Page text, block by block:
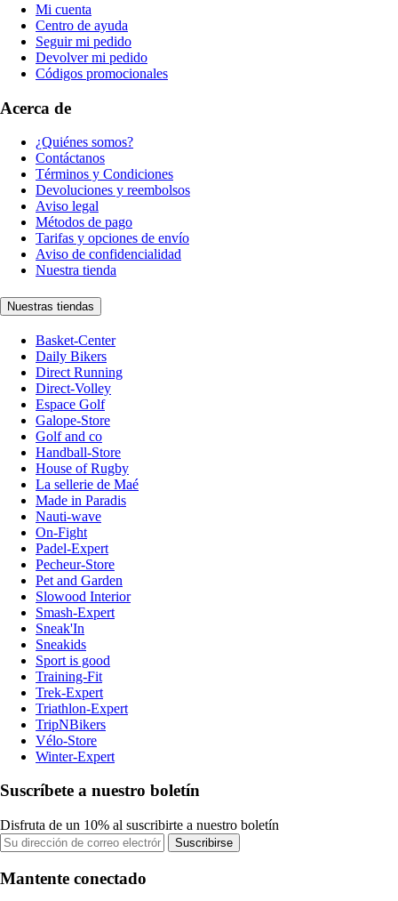
Mi cuenta
Centro de ayuda
Seguir mi pedido
Devolver mi pedido
Códigos promocionales
Acerca de
¿Quiénes somos?
Contáctanos
Términos y Condiciones
Devoluciones y reembolsos
Aviso legal
Métodos de pago
Tarifas y opciones de envío
Aviso de confidencialidad
Nuestra tienda
Nuestras tiendas
Basket-Center
Daily Bikers
Direct Running
Direct-Volley
Espace Golf
Galope-Store
Golf and co
Handball-Store
House of Rugby
La sellerie de Maé
Made in Paradis
Nauti-wave
On-Fight
Padel-Expert
Pecheur-Store
Pet and Garden
Slowood Interior
Smash-Expert
Sneak'In
Sneakids
Sport is good
Training-Fit
Trek-Expert
Triathlon-Expert
TripNBikers
Vélo-Store
Winter-Expert
Suscríbete a nuestro boletín
Disfruta de un 10% al suscribirte a nuestro boletín
Suscribirse
Mantente conectado